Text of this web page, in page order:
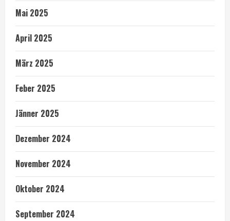
Mai 2025
April 2025
März 2025
Feber 2025
Jänner 2025
Dezember 2024
November 2024
Oktober 2024
September 2024